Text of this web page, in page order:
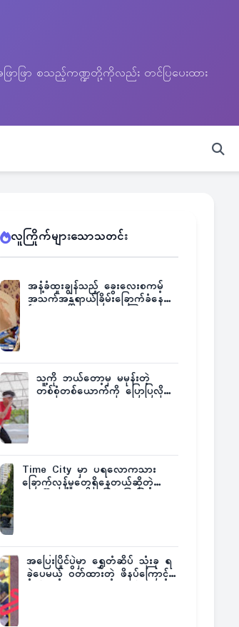
အဖြာဖြာ စသည့်ကဏ္ဍတို့ကိုလည်း တင်ပြပေးထား
လူကြိုက်များသောသတင်း
အနံ့ခံထူးချွန်သည့် ခွေးလေးစကမ့်
အသက်အန္တရာယ်ခြိမ်းခြောက်ခံနေရ
သူ့ကို ဘယ်တော့မှ မမုန်းတဲ့
တစ်စုံတစ်ယောက်ကို ပြောပြလိုက်
Time City မှာ ပရလောကသား
ခြောက်လှန့်မှုတွေရှိနေတယ်ဆိုတဲ့
အပြေးပြိုင်ပွဲမှာ ရွှေတံဆိပ် သုံးခု ရ
ခဲ့ပေမယ့် ဝတ်ထားတဲ့ ဖိနပ်ကြောင့်